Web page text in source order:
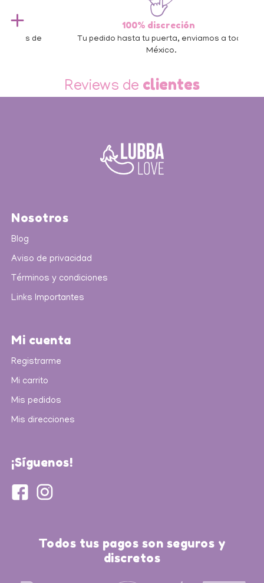
100% discreción
Tu pedido hasta tu puerta, enviamos a todo
México.
Reviews de clientes
Nosotros
Blog
Aviso de privacidad
Términos y condiciones
Links Importantes
Mi cuenta
Registrarme
Mi carrito
Mis pedidos
Mis direcciones
¡Síguenos!
Todos tus pagos son seguros y
discretos